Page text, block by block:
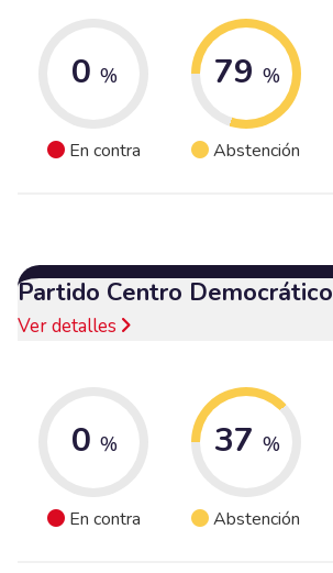
0 %
En contra
79 %
Abstención
Partido Centro Democrático
Ver detalles
0 %
En contra
37 %
Abstención